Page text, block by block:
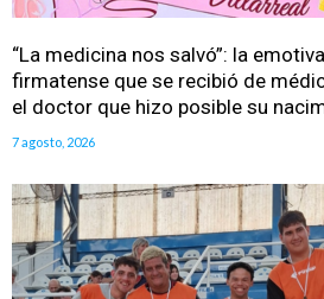
“La medicina nos salvó”: la
firmatense que se recibió de
el doctor que hizo posible su
7 agosto, 2026